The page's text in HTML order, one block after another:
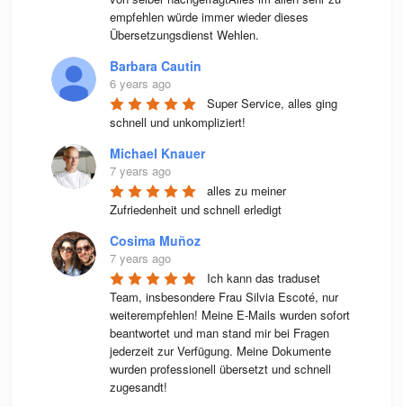
empfehlen würde immer wieder dieses
Übersetzungsdienst Wehlen.
Barbara Cautin
6 years ago
Super Service, alles ging
schnell und unkompliziert!
Michael Knauer
7 years ago
alles zu meiner
Zufriedenheit und schnell erledigt
Cosima Muñoz
7 years ago
Ich kann das traduset
Team, insbesondere Frau Silvia Escoté, nur
weiterempfehlen! Meine E-Mails wurden sofort
beantwortet und man stand mir bei Fragen
jederzeit zur Verfügung. Meine Dokumente
wurden professionell übersetzt und schnell
zugesandt!